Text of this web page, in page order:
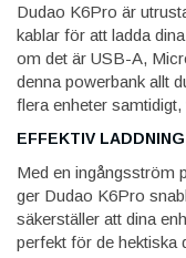
Dudao K6Pro är
kablar för att ladda
om det är USB-A,
denna powerbank allt
flera enheter
EFFEKTIV LADDNING
Med en ingångsström
ger Dudao K6Pro
säkerställer att dina
perfekt för de hektiska